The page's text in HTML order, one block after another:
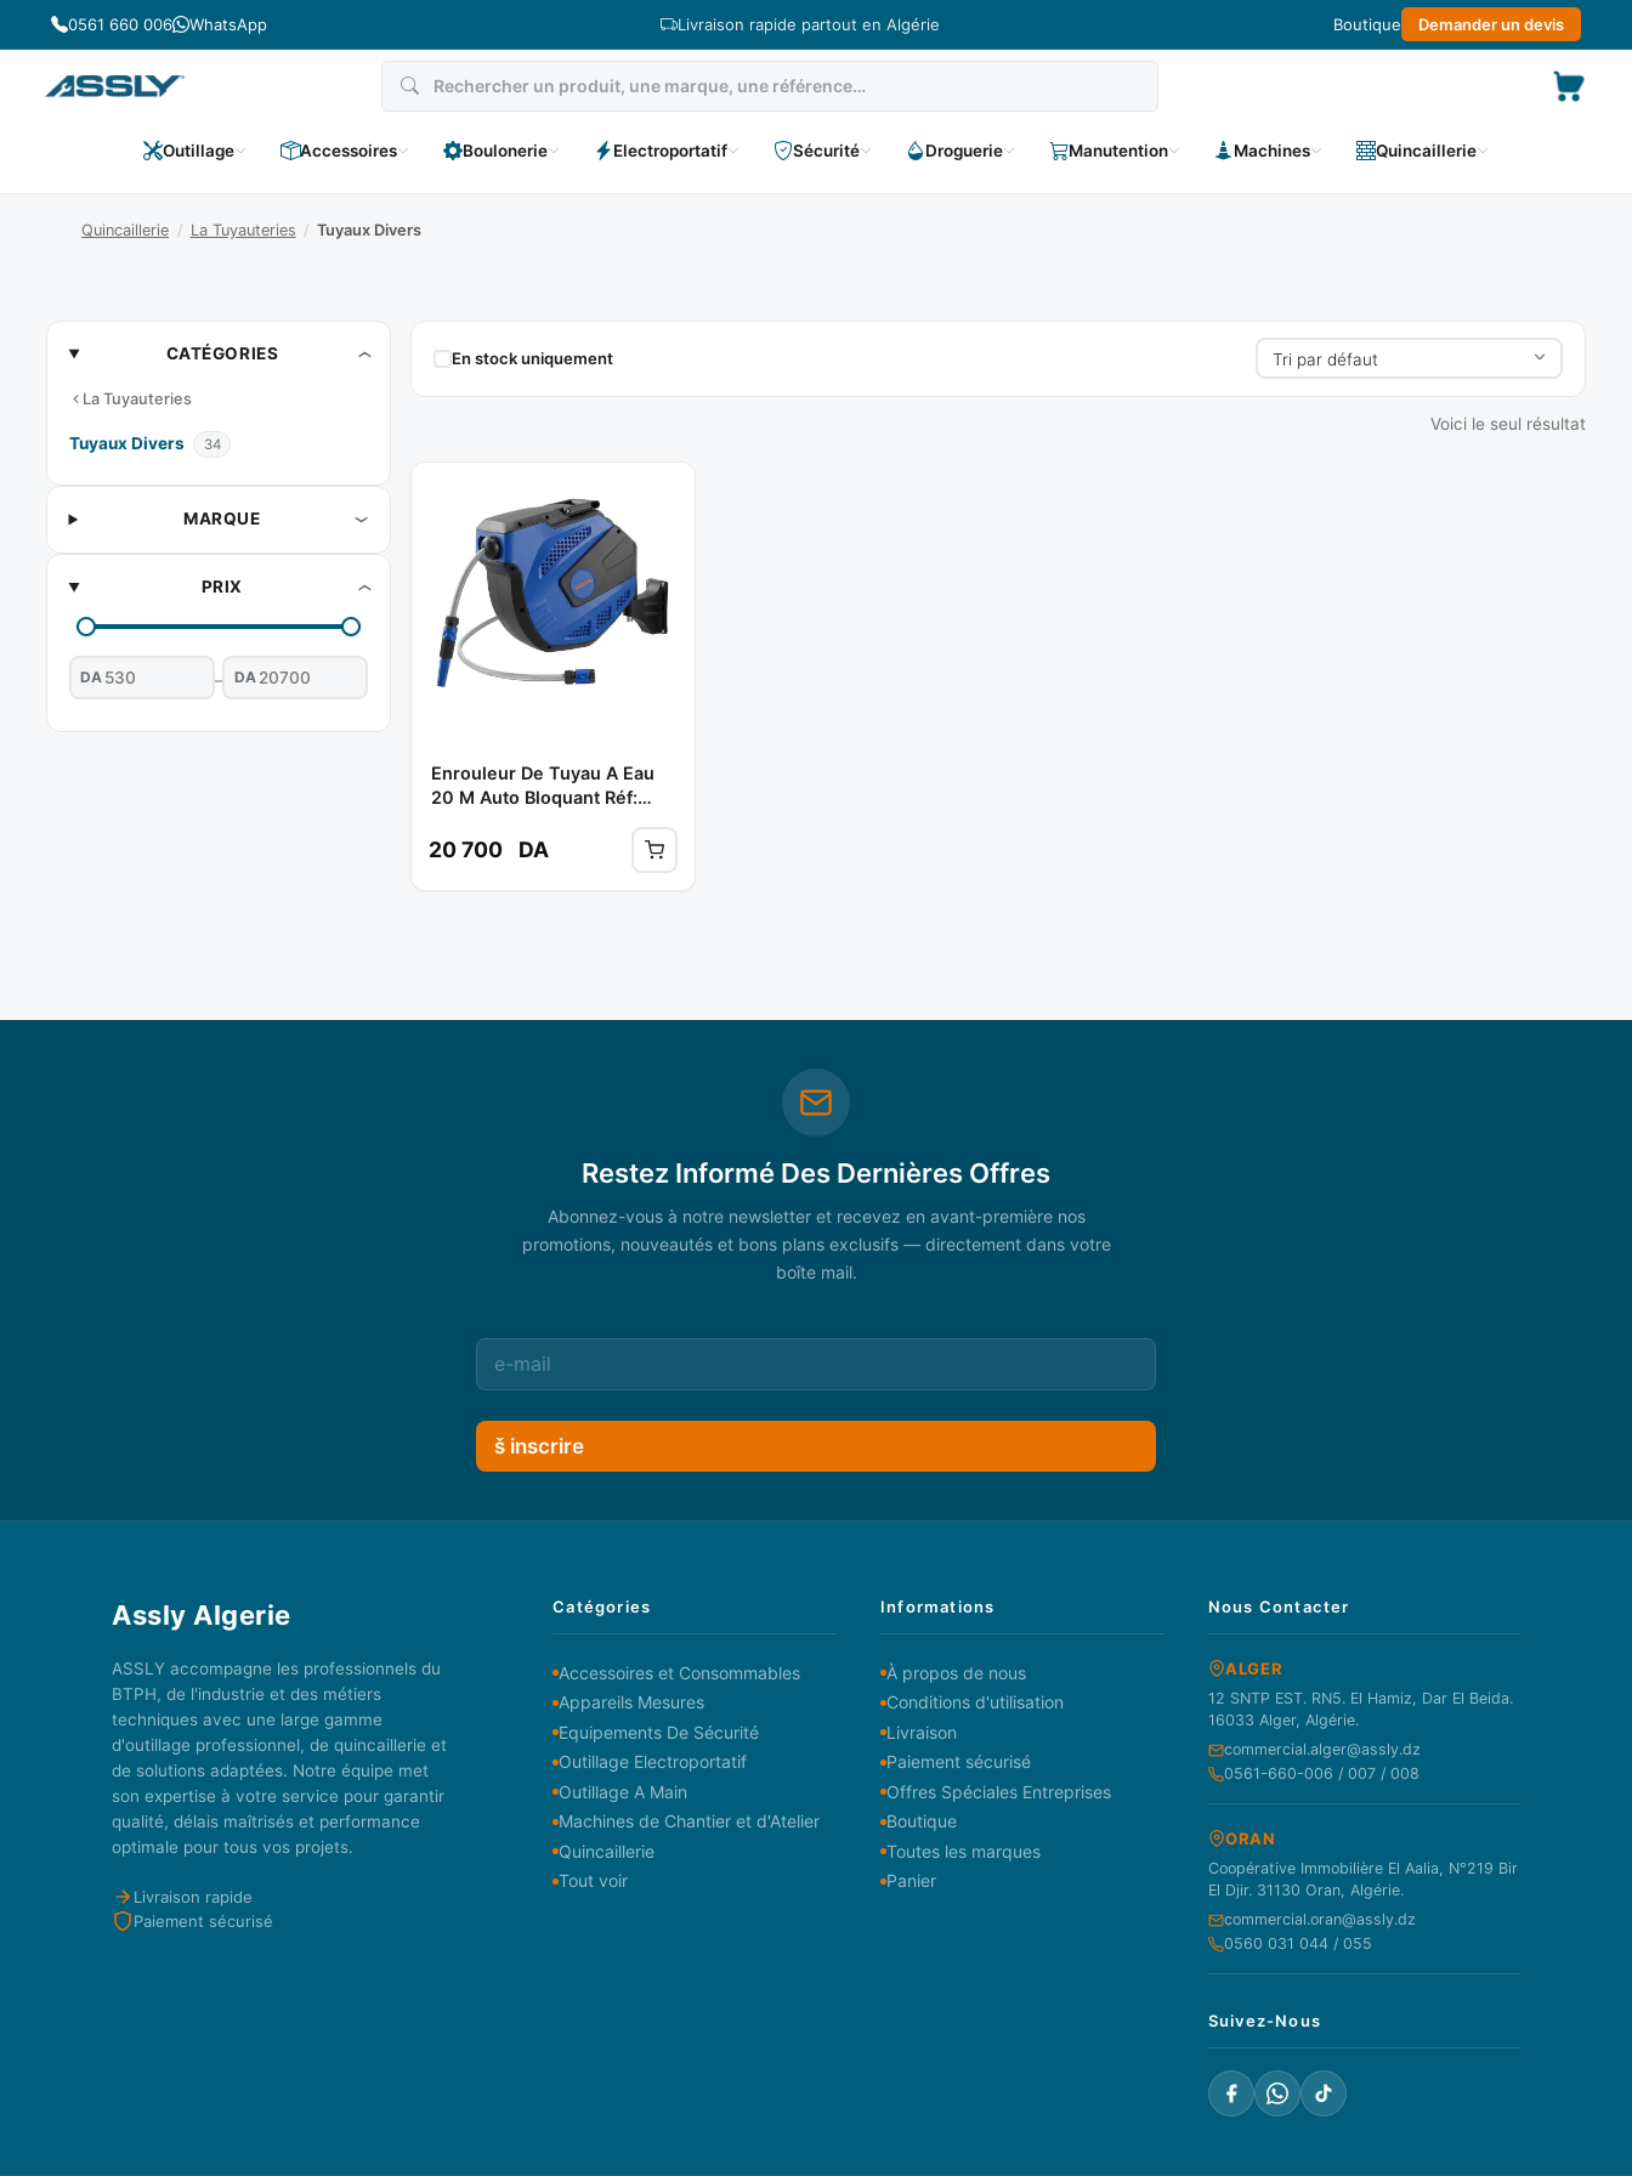
Passer
au
contenu
0561 660 006 WhatsApp Livraison rapide partout en Algérie Boutique Demander un devis
Outillage Accessoires Boulonerie Electroportatif Sécurité Droguerie Manutention Machines Quincaillerie
Quincaillerie / La Tuyauteries / Tuyaux Divers
Tuyaux
Divers
CATÉGORIES
La Tuyauteries
Tuyaux Divers 34
MARQUE
PRIX
DA – DA
En stock uniquement
Voici le seul résultat
Enrouleur De Tuyau A Eau
20 M Auto Bloquant Réf:
20 700 DA
Restez Informé Des Dernières Offres
Abonnez-vous à notre newsletter et recevez en avant-première nos
promotions, nouveautés et bons plans exclusifs — directement dans votre
boîte mail.
š inscrire
Assly Algerie
ASSLY accompagne les professionnels du
BTPH, de l'industrie et des métiers
techniques avec une large gamme
d'outillage professionnel, de quincaillerie et
de solutions adaptées. Notre équipe met
son expertise à votre service pour garantir
qualité, délais maîtrisés et performance
optimale pour tous vos projets.
Livraison rapide
Paiement sécurisé
Catégories
Accessoires et Consommables
Appareils Mesures
Equipements De Sécurité
Outillage Electroportatif
Outillage A Main
Machines de Chantier et d'Atelier
Quincaillerie
Tout voir
Informations
À propos de nous
Conditions d'utilisation
Livraison
Paiement sécurisé
Offres Spéciales Entreprises
Boutique
Toutes les marques
Panier
Nous Contacter
ALGER
12 SNTP EST. RN5. El Hamiz, Dar El Beida.
16033 Alger, Algérie.
commercial.alger@assly.dz
0561-660-006 / 007 / 008
ORAN
Coopérative Immobilière El Aalia, N°219 Bir
El Djir. 31130 Oran, Algérie.
commercial.oran@assly.dz
0560 031 044 / 055
Suivez-Nous